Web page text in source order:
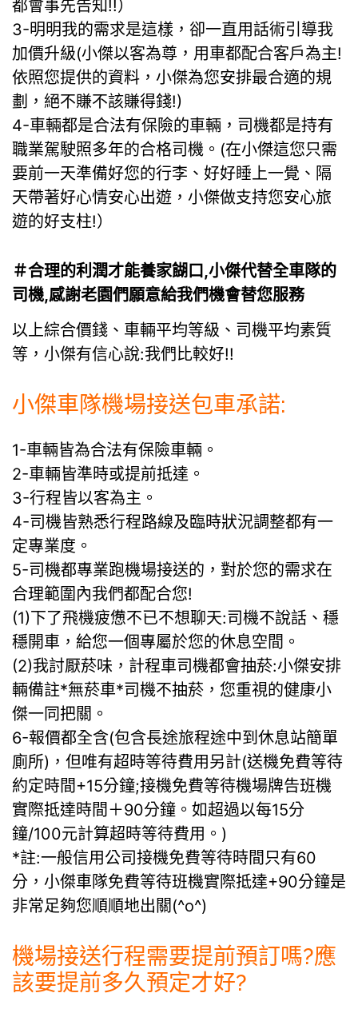
都會事先告知!!）
3-明明我的需求是這樣，卻一直用話術引導我
加價升級(小傑以客為尊，用車都配合客戶為主!
依照您提供的資料，小傑為您安排最合適的規
劃，絕不賺不該賺得錢!)
4-車輛都是合法有保險的車輛，司機都是持有
職業駕駛照多年的合格司機。(在小傑這您只需
要前一天準備好您的行李、好好睡上一覺、隔
天帶著好心情安心出遊，小傑做支持您安心旅
遊的好支柱!）
＃合理的利潤才能養家餬口,小傑代替全車隊的
司機,感謝老園們願意給我們機會替您服務
以上綜合價錢、車輛平均等級、司機平均素質
等，小傑有信心說:我們比較好!!
小傑車隊機場接送包車承諾:
1-車輛皆為合法有保險車輛。
2-車輛皆準時或提前抵達。
3-行程皆以客為主。
4-司機皆熟悉行程路線及臨時狀況調整都有一
定專業度。
5-司機都專業跑機場接送的，對於您的需求在
合理範圍內我們都配合您!
(1)下了飛機疲憊不已不想聊天:司機不說話、穩
穩開車，給您一個專屬於您的休息空間。
(2)我討厭菸味，計程車司機都會抽菸:小傑安排
輛備註*無菸車*司機不抽菸，您重視的健康小
傑一同把關。
6-報價都全含(包含長途旅程途中到休息站簡單
廁所)，但唯有超時等待費用另計(送機免費等待
約定時間+15分鐘;接機免費等待機場牌告班機
實際抵達時間＋90分鐘。如超過以每15分
鐘/100元計算超時等待費用。)
*註:一般信用公司接機免費等待時間只有60
分，小傑車隊免費等待班機實際抵達+90分鐘是
非常足夠您順順地出關(^o^)
機場接送行程需要提前預訂嗎?應
該要提前多久預定才好?